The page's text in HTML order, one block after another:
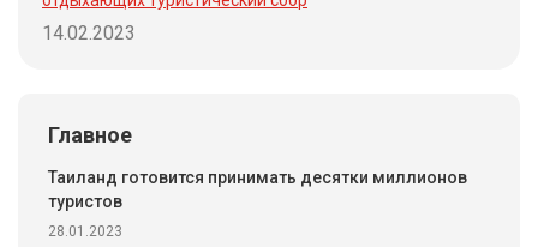
14.02.2023
Главное
Таиланд готовится принимать десятки миллионов
туристов
28.01.2023